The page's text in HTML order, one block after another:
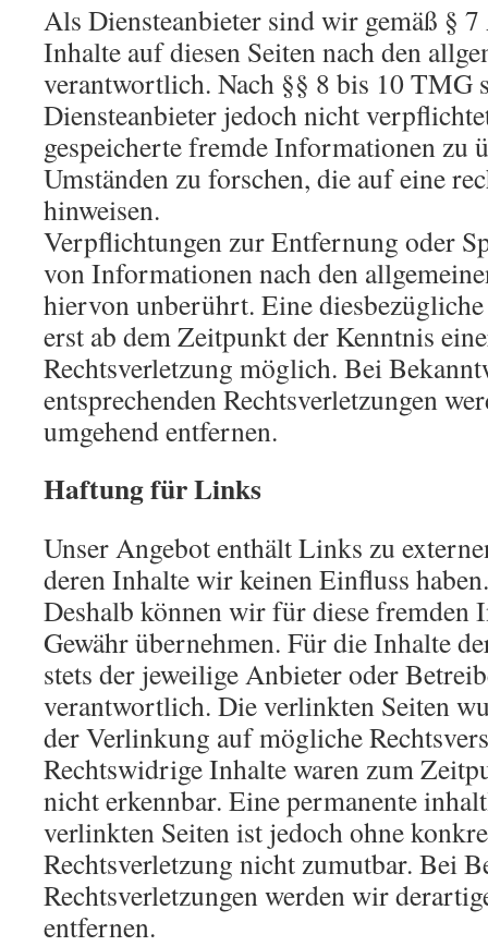
Als Diensteanbieter sind wir gemäß §
Inhalte auf diesen Seiten nach den
verantwortlich. Nach §§ 8 bis 10 TMG
Diensteanbieter jedoch nicht
gespeicherte fremde Informationen zu
Umständen zu forschen, die auf eine
hinweisen.
Verpflichtungen zur Entfernung oder
von Informationen nach den
hiervon unberührt. Eine
erst ab dem Zeitpunkt der Kenntnis
Rechtsverletzung möglich. Bei
entsprechenden Rechtsverletzungen
umgehend entfernen.
Haftung für Links
Unser Angebot enthält Links zu
deren Inhalte wir keinen Einfluss haben.
Deshalb können wir für diese fremden
Gewähr übernehmen. Für die Inhalte
stets der jeweilige Anbieter oder
verantwortlich. Die verlinkten Seiten
der Verlinkung auf mögliche
Rechtswidrige Inhalte waren zum
nicht erkennbar. Eine permanente
verlinkten Seiten ist jedoch ohne
Rechtsverletzung nicht zumutbar. Bei
Rechtsverletzungen werden wir
entfernen.